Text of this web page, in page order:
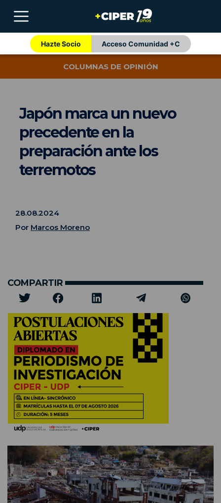
Hazte Socio Acceso Comunidad +C
COLUMNAS DE OPINIÓN
Japón marca un nuevo
precedente en la
preparación ante los
terremotos
28.08.2024
Por Marcos Moreno
COMPARTIR